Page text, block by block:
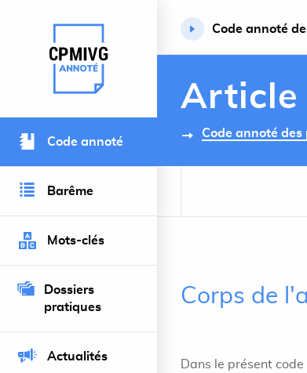
Retour à l’accueil du site
Code annoté
Barême
Mots-clés
Dossiers
pratiques
Actualités
Code annoté
Article
Code annoté
Corps de
Dans le présent